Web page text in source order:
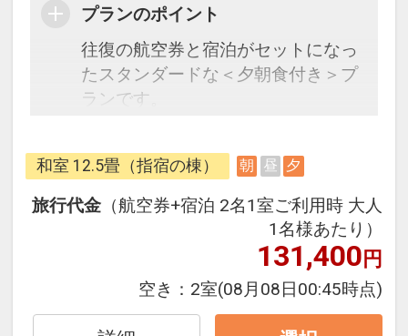
プランのポイント
往復の航空券と宿泊がセットになっ
たスタンダードな＜夕朝食付き＞プ
ランです。
うれしい♪到着時に抹茶と和菓子の
サービス
フライトと宿泊を自由に組み合わせ
できるダイナミックパッケージだか
ら、一都市滞在はもちろん周遊旅行
にも最適！
旅行期間中の1泊だけの宿泊や延
和室 12.5畳（指宿の棟） 朝 昼 夕
旅行代金 （航空券+宿泊 2名1室ご利用時 大人
1名様あたり）
131,400円
空き： 2室(08月08日00:45時点)